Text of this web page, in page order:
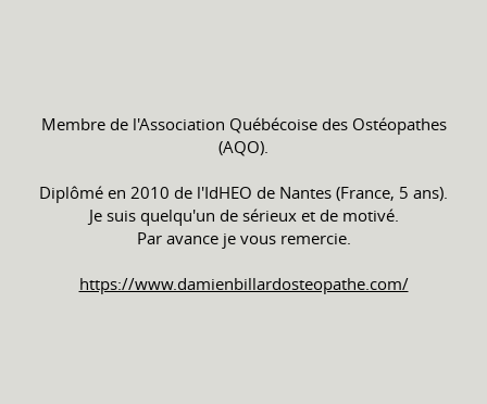
Membre de l'Association Québécoise des Ostéopathes
(AQO).
Diplômé en 2010 de l'IdHEO de Nantes (France, 5 ans).
Je suis quelqu'un de sérieux et de motivé.
Par avance je vous remercie.
https://www.damienbillardosteopathe.com/